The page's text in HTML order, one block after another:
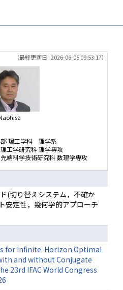
（最終更新日 : 2026-06-05 09:53:17）
部 理工学科 理学系
工学研究科 理学専攻
端科学技術研究科 数理学専攻
(切り替えシステム，不確か
安定性，幾何学的アプローチ
for Infinite-Horizon Optimal
and without Conjugate
23rd IFAC World Congress